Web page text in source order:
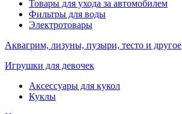
Товары для ухода за автомобилем
Фильтры для воды
Электротовары
Аквагрим, лизуны, пузыри, тесто и другое
Игрушки для девочек
Аксессуары для кукол
Куклы